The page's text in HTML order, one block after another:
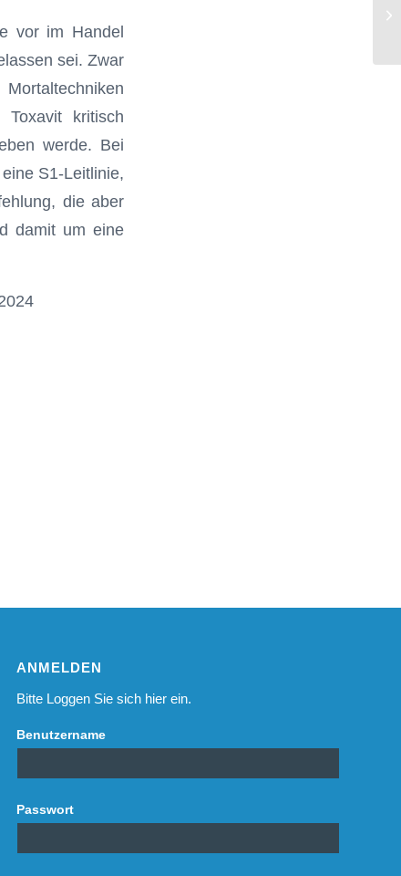
vor im Handel
sei. Zwar
Toxavit kritisch
werde. Bei
S1-Leitlinie,
die aber
damit um eine
ANMELDEN
Bitte Loggen Sie sich hier ein.
Benutzername
Passwort